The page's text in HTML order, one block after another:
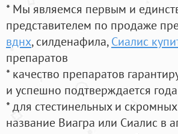
* Мы являемся первым и
представителем по продаже
вднх, силденафила, Сиалис
препаратов
* качество препаратов
и успешно подтверждается
* для стестинельных и
название Виагра или Сиалис в